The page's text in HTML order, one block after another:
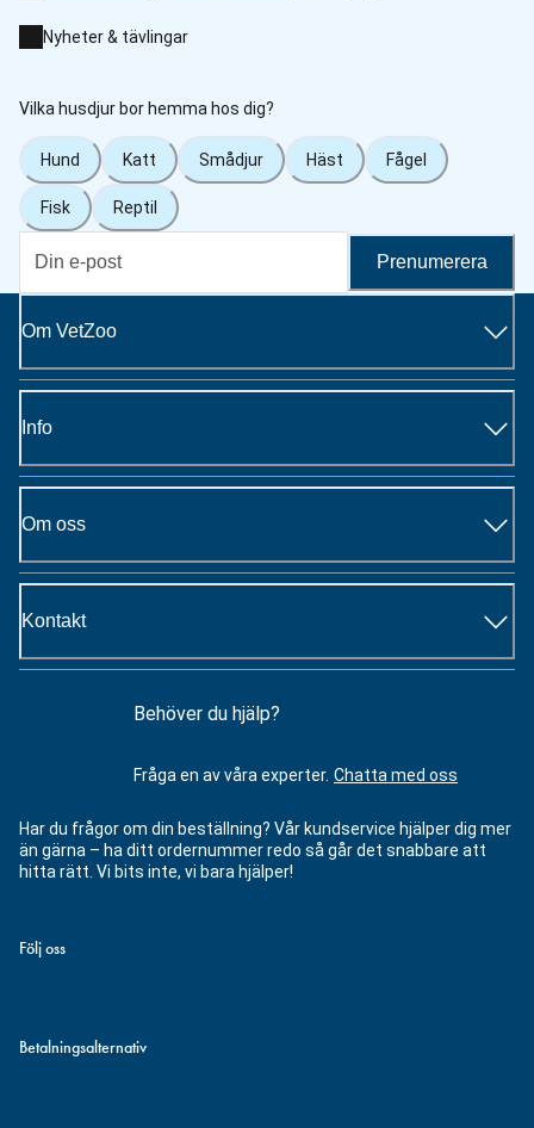
Nyheter & tävlingar
Vilka husdjur bor hemma hos dig?
Hund Katt Smådjur Häst Fågel
Fisk Reptil
Prenumerera
Om VetZoo
Info
Om oss
Kontakt
Behöver du hjälp?
Fråga en av våra experter. Chatta med oss
Har du frågor om din beställning? Vår kundservice hjälper dig mer
än gärna – ha ditt ordernummer redo så går det snabbare att
hitta rätt. Vi bits inte, vi bara hjälper!
Följ oss
Betalningsalternativ